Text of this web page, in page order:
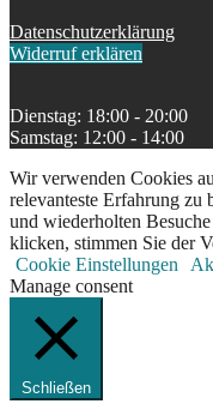
Datenschutzerklärung
Widerruf erklären
Dienstag: 18:00 - 20:00
Samstag: 12:00 - 14:00
Wir verwenden Cookies
relevanteste Erfahrung zu
und wiederholten
klicken, stimmen Sie der
Cookie Einstellungen
Manage consent
Schließen